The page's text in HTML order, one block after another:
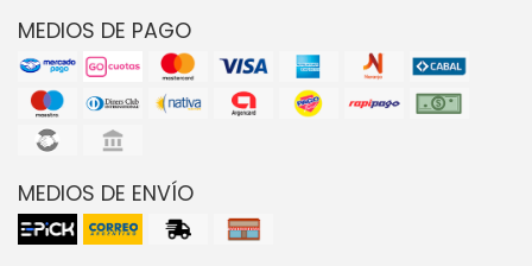
MEDIOS DE PAGO
MEDIOS DE ENVÍO